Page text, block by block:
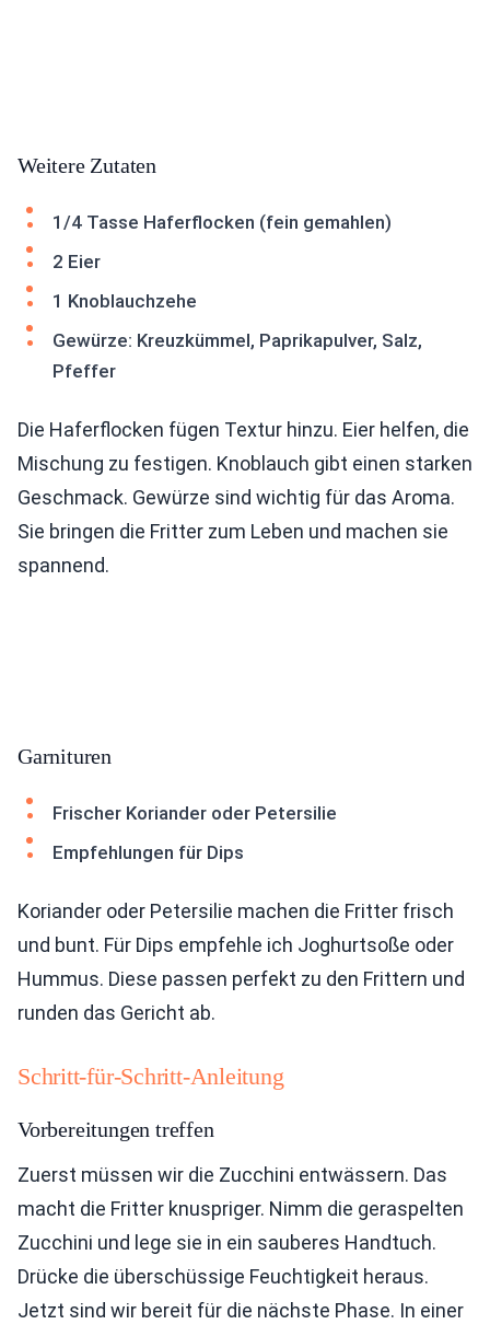
Weitere Zutaten
1/4 Tasse Haferflocken (fein gemahlen)
2 Eier
1 Knoblauchzehe
Gewürze: Kreuzkümmel, Paprikapulver, Salz,
Pfeffer
Die Haferflocken fügen Textur hinzu. Eier helfen, die
Mischung zu festigen. Knoblauch gibt einen starken
Geschmack. Gewürze sind wichtig für das Aroma.
Sie bringen die Fritter zum Leben und machen sie
spannend.
Garnituren
Frischer Koriander oder Petersilie
Empfehlungen für Dips
Koriander oder Petersilie machen die Fritter frisch
und bunt. Für Dips empfehle ich Joghurtsoße oder
Hummus. Diese passen perfekt zu den Frittern und
runden das Gericht ab.
Schritt-für-Schritt-Anleitung
Vorbereitungen treffen
Zuerst müssen wir die Zucchini entwässern. Das
macht die Fritter knuspriger. Nimm die geraspelten
Zucchini und lege sie in ein sauberes Handtuch.
Drücke die überschüssige Feuchtigkeit heraus.
Jetzt sind wir bereit für die nächste Phase. In einer